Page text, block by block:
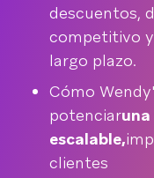
descuentos,
competitivo
largo plazo.
Cómo
potenciar
escalable,
clientes